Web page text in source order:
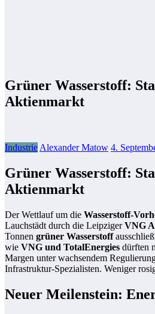
Grüner Wasserstoff:
Aktienmarkt
Industrie Alexander Matow 4.
Grüner Wasserstoff:
Aktienmarkt
Der Wettlauf um die Wasserstoff-
Lauchstädt durch die LeipzigerVNG
Tonnen grüner Wasserstoff
wie VNG und TotalEnergies dürften
Margen unter wachsendem
Infrastruktur-Spezialisten. Weniger
Neuer Meilenstein: